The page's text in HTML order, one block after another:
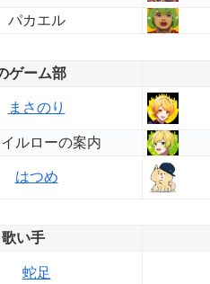
パカエル
ゲーム部
まさのり
ルローの案内
はつめ
歌い手
蛇足